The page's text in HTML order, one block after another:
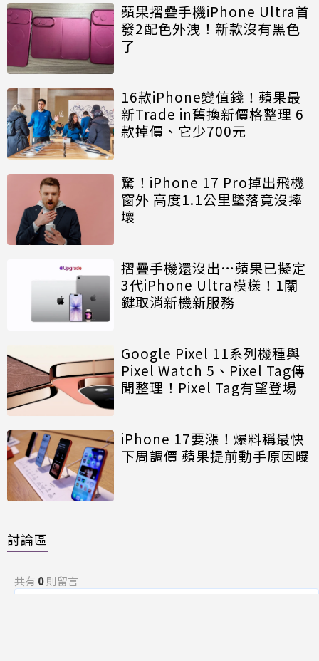
蘋果摺疊手機iPhone Ultra首
發2配色外洩！新款沒有黑色
了
16款iPhone變值錢！蘋果最
新Trade in舊換新價格整理 6
款掉價、它少700元
驚！iPhone 17 Pro掉出飛機
窗外 高度1.1公里墜落竟沒摔
壞
摺疊手機還沒出…蘋果已擬定
3代iPhone Ultra模樣！1關
鍵取消新機新服務
Google Pixel 11系列機種與
Pixel Watch 5、Pixel Tag傳
聞整理！Pixel Tag有望登場
iPhone 17要漲！爆料稱最快
下周調價 蘋果提前動手原因曝
討論區
共有 0則留言